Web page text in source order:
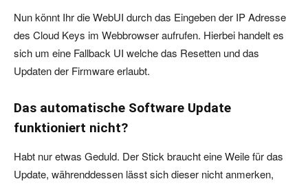
Nun könnt Ihr die WebUI durch das Eingeben der IP Adresse
des Cloud Keys im Webbrowser aufrufen. Hierbei handelt es
sich um eine Fallback UI welche das Resetten und das
Updaten der Firmware erlaubt.
Das automatische Software Update
funktioniert nicht?
Habt nur etwas Geduld. Der Stick braucht eine Weile für das
Update, währenddessen lässt sich dieser nicht anmerken,